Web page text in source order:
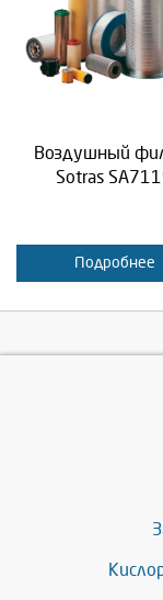
Воздушный
Sotras
Подробнее
Выберите
Отмена